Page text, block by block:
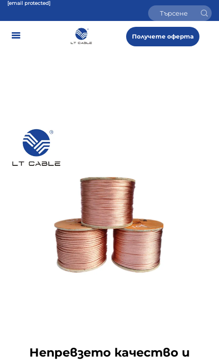
[email protected]
Получете оферта
Непревзето качество и